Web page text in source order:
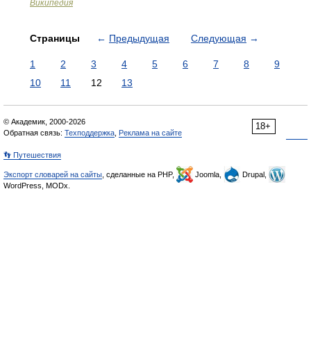
Википедия
Страницы ← Предыдущая Следующая →
1 2 3 4 5 6 7 8
9
10
11 12 13
18+
© Академик, 2000-2026
Обратная связь: Техподдержка Реклама на сайте
👣 Путешествия
Экспорт словарей на сайты , сделанные на PHP, Joomla,
Drupal,
WordPress, MODx.